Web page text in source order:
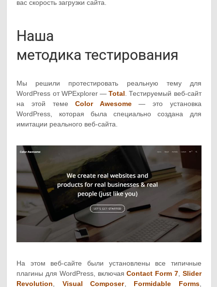
вас скорость загрузки сайта.
Наша
методика тестирования
Мы решили протестировать реальную тему для
WordPress от WPExplorer —Total. Тестируемый веб-сайт
на этой темеColor Awesome— это установка
WordPress, которая была специально создана для
имитации реального веб-сайта.
На этом веб-сайте были установлены все типичные
плагины для WordPress, включаяContact Form 7, Slider
Revolution
Visual Composer, Formidable Forms,